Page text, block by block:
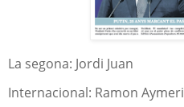
La segona: Jordi Juan
Internacional: Ramon